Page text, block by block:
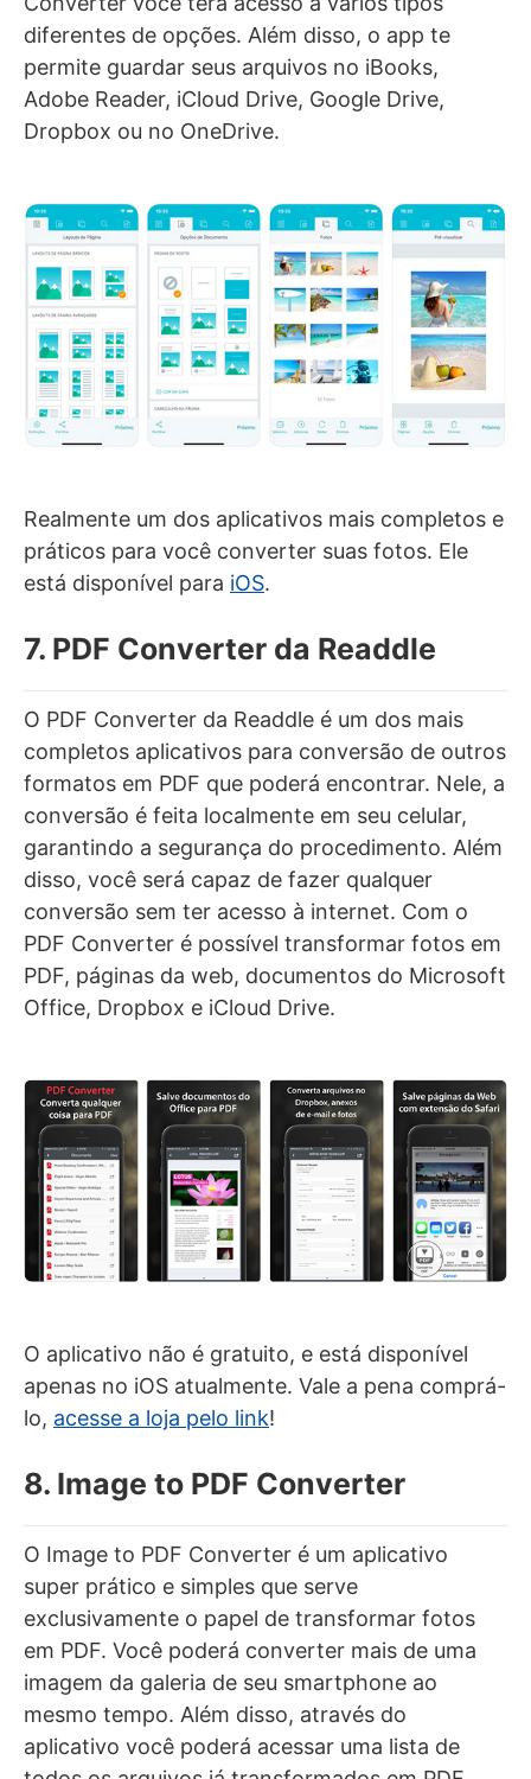
diferentes de opções. Além disso, o app te
permite guardar seus arquivos no iBooks,
Adobe Reader, iCloud Drive, Google Drive,
Dropbox ou no OneDrive.
Realmente um dos aplicativos mais completos e
práticos para você converter suas fotos. Ele
está disponível para iOS.
7. PDF Converter da Readdle
O PDF Converter da Readdle é um dos mais
completos aplicativos para conversão de outros
formatos em PDF que poderá encontrar. Nele, a
conversão é feita localmente em seu celular,
garantindo a segurança do procedimento. Além
disso, você será capaz de fazer qualquer
conversão sem ter acesso à internet. Com o
PDF Converter é possível transformar fotos em
PDF, páginas da web, documentos do Microsoft
Office, Dropbox e iCloud Drive.
O aplicativo não é gratuito, e está disponível
apenas no iOS atualmente. Vale a pena comprá-
lo, acesse a loja pelo link!
8. Image to PDF Converter
O Image to PDF Converter é um aplicativo
super prático e simples que serve
exclusivamente o papel de transformar fotos
em PDF. Você poderá converter mais de uma
imagem da galeria de seu smartphone ao
mesmo tempo. Além disso, através do
aplicativo você poderá acessar uma lista de